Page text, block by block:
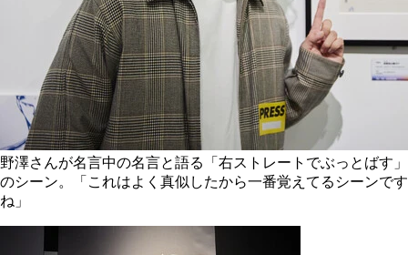
野澤さんが名言中の名言と語る「右ストレートでぶっとばす」
のシーン。「これはよく真似したから一番覚えてるシーンです
ね」